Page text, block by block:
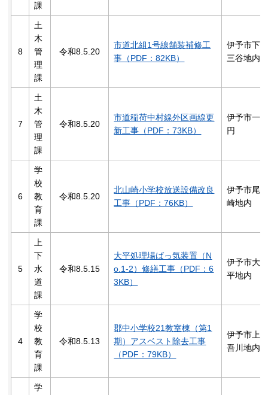
課
8
土
木
管
理
課
令和8.5.20
市道北組1号線舗装補修工
事（PDF：82KB）
伊予市下
三谷地内
7
土
木
管
理
課
令和8.5.20
市道稲荷中村線外区画線更
新工事（PDF：73KB）
伊予市一
円
6
学
校
教
育
課
令和8.5.20
北山崎小学校放送設備改良
工事（PDF：76KB）
伊予市尾
崎地内
5
上
下
水
道
課
令和8.5.15
大平処理場ばっ気装置（N
o.1-2）修繕工事（PDF：6
3KB）
伊予市大
平地内
4
学
校
教
育
課
令和8.5.13
郡中小学校21教室棟（第1
期）アスベスト除去工事
（PDF：79KB）
伊予市上
吾川地内
学